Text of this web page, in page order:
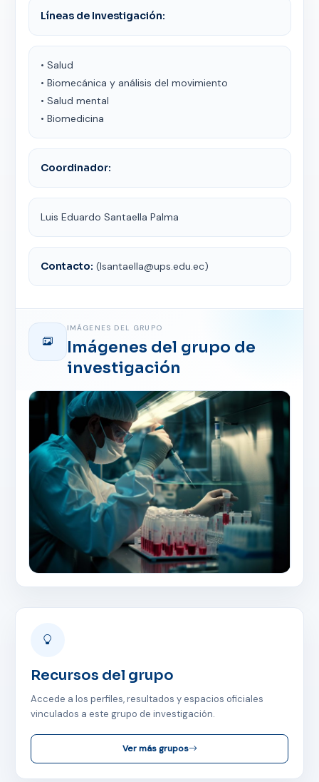
Líneas de Investigación:
• Salud
• Biomecánica y análisis del movimiento
• Salud mental
• Biomedicina
Coordinador:
Luis Eduardo Santaella Palma
Contacto: (lsantaella@ups.edu.ec)
IMÁGENES DEL GRUPO
Imágenes del grupo de
investigación
Recursos del grupo
Accede a los perfiles, resultados y espacios oficiales
vinculados a este grupo de investigación.
Ver más grupos
UPIBOT